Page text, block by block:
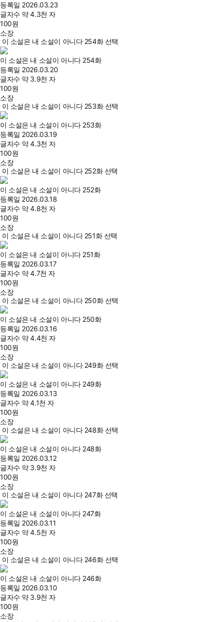
등록일 2026.03.23
글자수 약 4.3천 자
100원
소장
이 소설은 내 소설이 아니다 254화 선택
이 소설은 내 소설이 아니다 254화
등록일 2026.03.20
글자수 약 3.9천 자
100원
소장
이 소설은 내 소설이 아니다 253화 선택
이 소설은 내 소설이 아니다 253화
등록일 2026.03.19
글자수 약 4.3천 자
100원
소장
이 소설은 내 소설이 아니다 252화 선택
이 소설은 내 소설이 아니다 252화
등록일 2026.03.18
글자수 약 4.8천 자
100원
소장
이 소설은 내 소설이 아니다 251화 선택
이 소설은 내 소설이 아니다 251화
등록일 2026.03.17
글자수 약 4.7천 자
100원
소장
이 소설은 내 소설이 아니다 250화 선택
이 소설은 내 소설이 아니다 250화
등록일 2026.03.16
글자수 약 4.4천 자
100원
소장
이 소설은 내 소설이 아니다 249화 선택
이 소설은 내 소설이 아니다 249화
등록일 2026.03.13
글자수 약 4.1천 자
100원
소장
이 소설은 내 소설이 아니다 248화 선택
이 소설은 내 소설이 아니다 248화
등록일 2026.03.12
글자수 약 3.9천 자
100원
소장
이 소설은 내 소설이 아니다 247화 선택
이 소설은 내 소설이 아니다 247화
등록일 2026.03.11
글자수 약 4.5천 자
100원
소장
이 소설은 내 소설이 아니다 246화 선택
이 소설은 내 소설이 아니다 246화
등록일 2026.03.10
글자수 약 3.9천 자
100원
소장